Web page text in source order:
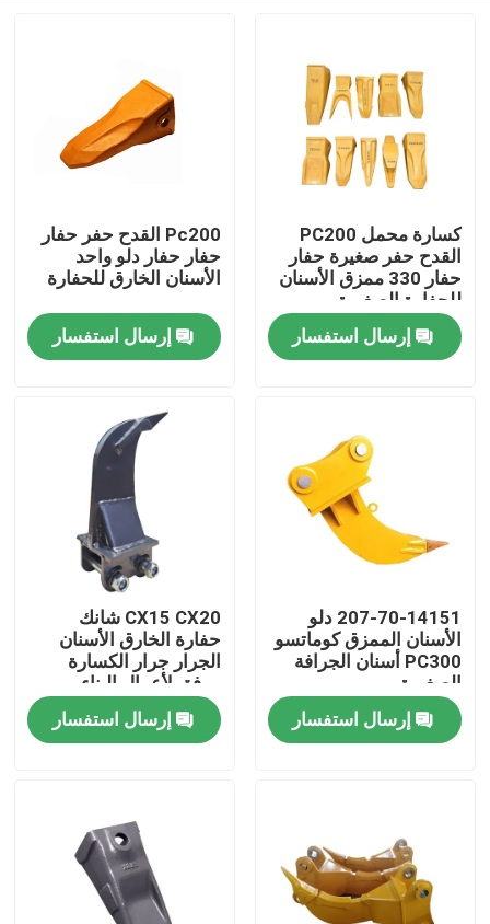
الصفحة الرئيسية
منتجات
جولة في المعمل
مراقبة الجودة
اتصل بنا
أخبار
كوماتسو حفارة دلو الأسنان
حفارة الكسارة الأسنان
كسارة محمل PC200
القدح حفر صغيرة حفار
حفار 330 ممزق الأسنان
للحفارة الصغيرة
إرسال استفسار
Pc200 القدح حفر حفار
حفار حفار دلو واحد
الأسنان الخارق للحفارة
إرسال استفسار
207-70-14151 دلو
الأسنان الممزق كوماتسو
PC300 أسنان الجرافة
الصغيرة
إرسال استفسار
CX15 CX20 شانك
حفارة الخارق الأسنان
الجرار جرار الكسارة
مرفق لأعمال البناء
إرسال استفسار